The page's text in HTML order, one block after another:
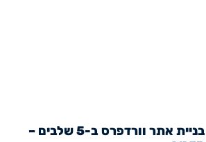
בניית אתר וורדפרס ב-5 שלבים –